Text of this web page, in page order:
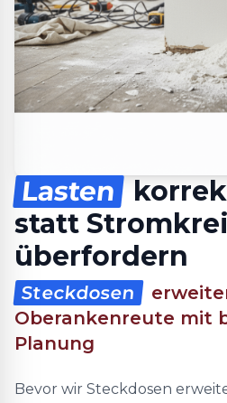
Lasten
statt
überfordern
Steckdosen
Oberankenreute mit
Planung
Bevor wir Steckdosen